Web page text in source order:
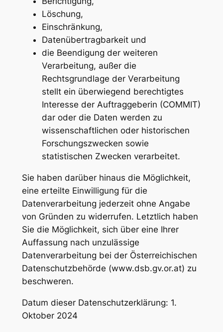
Löschung,
Einschränkung,
Datenübertragbarkeit und
die Beendigung der weiteren
Verarbeitung, außer die
Rechtsgrundlage der Verarbeitung
stellt ein überwiegend berechtigtes
Interesse der Auftraggeberin (COMMIT)
dar oder die Daten werden zu
wissenschaftlichen oder historischen
Forschungszwecken sowie
statistischen Zwecken verarbeitet.
Sie haben darüber hinaus die Möglichkeit,
eine erteilte Einwilligung für die
Datenverarbeitung jederzeit ohne Angabe
von Gründen zu widerrufen. Letztlich haben
Sie die Möglichkeit, sich über eine Ihrer
Auffassung nach unzulässige
Datenverarbeitung bei der Österreichischen
Datenschutzbehörde (www.dsb.gv.or.at) zu
beschweren.
Datum dieser Datenschutzerklärung: 1.
Oktober 2024